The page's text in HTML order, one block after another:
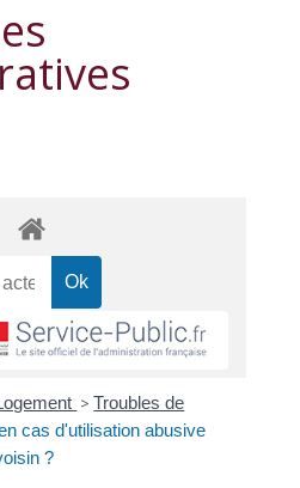
> Troubles de
cas d'utilisation abusive
?